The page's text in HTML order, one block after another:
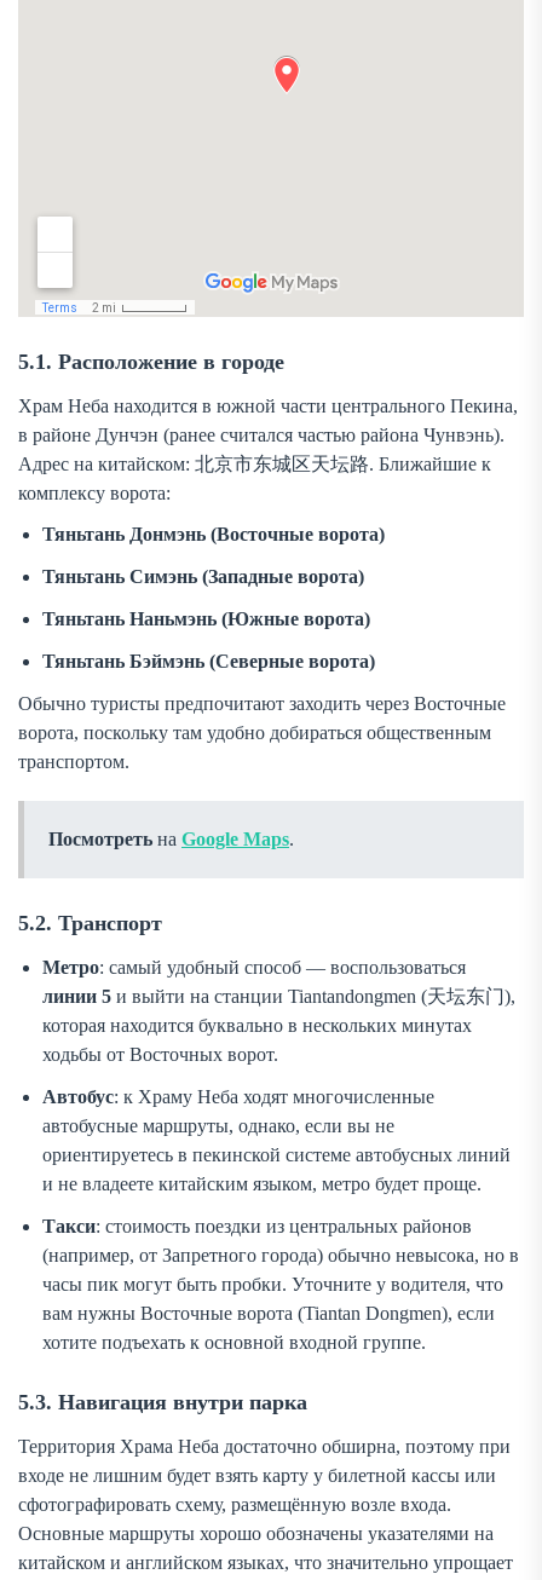
5.1. Расположение в городе
Храм Неба находится в южной части центрального Пекина,
в районе Дунчэн (ранее считался частью района Чунвэнь).
Адрес на китайском: 北京市东城区天坛路. Ближайшие к
комплексу ворота:
Тяньтань Донмэнь (Восточные ворота)
Тяньтань Симэнь (Западные ворота)
Тяньтань Наньмэнь (Южные ворота)
Тяньтань Бэймэнь (Северные ворота)
Обычно туристы предпочитают заходить через Восточные
ворота, поскольку там удобно добираться общественным
транспортом.
Посмотреть на Google Maps.
5.2. Транспорт
Метро: самый удобный способ — воспользоваться
линии 5 и выйти на станции Tiantandongmen (天坛东门),
которая находится буквально в нескольких минутах
ходьбы от Восточных ворот.
Автобус: к Храму Неба ходят многочисленные
автобусные маршруты, однако, если вы не
ориентируетесь в пекинской системе автобусных линий
и не владеете китайским языком, метро будет проще.
Такси: стоимость поездки из центральных районов
(например, от Запретного города) обычно невысока, но в
часы пик могут быть пробки. Уточните у водителя, что
вам нужны Восточные ворота (Tiantan Dongmen), если
хотите подъехать к основной входной группе.
5.3. Навигация внутри парка
Территория Храма Неба достаточно обширна, поэтому при
входе не лишним будет взять карту у билетной кассы или
сфотографировать схему, размещённую возле входа.
Основные маршруты хорошо обозначены указателями на
китайском и английском языках, что значительно упрощает